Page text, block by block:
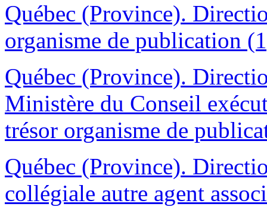
Québec (Province).
organisme de publication
Québec (Province).
Ministère du Conseil
trésor organisme de
Québec (Province).
collégiale autre agent